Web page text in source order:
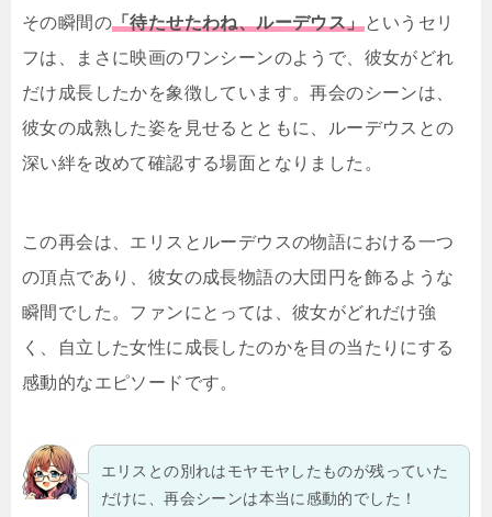
その瞬間の「待たせたわね、ルーデウス」というセリ
フは、まさに映画のワンシーンのようで、彼女がどれ
だけ成長したかを象徴しています。再会のシーンは、
彼女の成熟した姿を見せるとともに、ルーデウスとの
深い絆を改めて確認する場面となりました。
この再会は、エリスとルーデウスの物語における一つ
の頂点であり、彼女の成長物語の大団円を飾るような
瞬間でした。ファンにとっては、彼女がどれだけ強
く、自立した女性に成長したのかを目の当たりにする
感動的なエピソードです。
エリスとの別れはモヤモヤしたものが残っていた
だけに、再会シーンは本当に感動的でした！